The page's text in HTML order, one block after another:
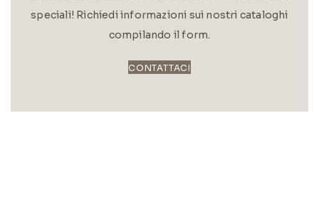
speciali! Richiedi informazioni sui nostri cataloghi
compilando il form.
CONTATTACI